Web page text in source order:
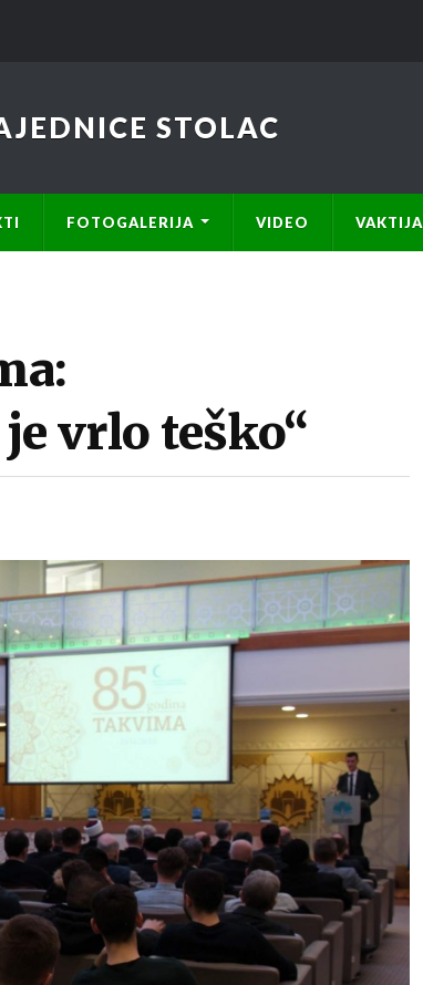
STOLAC
FOTOGALERIJA VIDEO VAKTIJA
vrlo teško“